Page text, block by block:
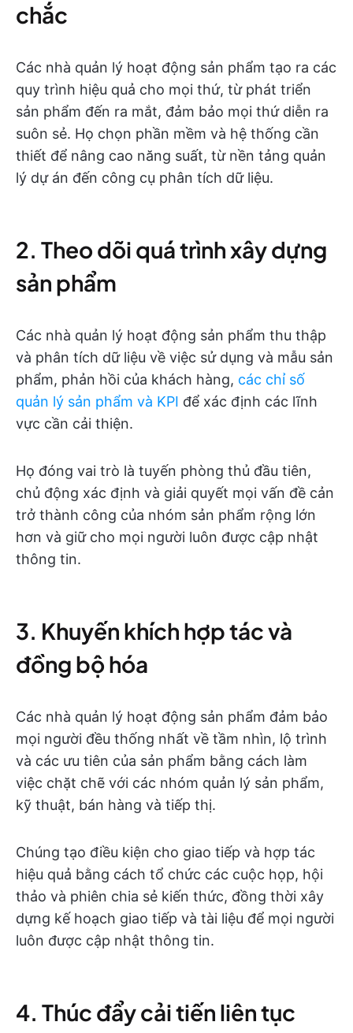
chắc
Các nhà quản lý hoạt động sản phẩm tạo ra các
quy trình hiệu quả cho mọi thứ, từ phát triển
sản phẩm đến ra mắt, đảm bảo mọi thứ diễn ra
suôn sẻ. Họ chọn phần mềm và hệ thống cần
thiết để nâng cao năng suất, từ nền tảng quản
lý dự án đến công cụ phân tích dữ liệu.
2. Theo dõi quá trình xây dựng
sản phẩm
Các nhà quản lý hoạt động sản phẩm thu thập
và phân tích dữ liệu về việc sử dụng và mẫu sản
phẩm, phản hồi của khách hàng, các chỉ số
quản lý sản phẩm và KPI để xác định các lĩnh
vực cần cải thiện.
Họ đóng vai trò là tuyến phòng thủ đầu tiên,
chủ động xác định và giải quyết mọi vấn đề cản
trở thành công của nhóm sản phẩm rộng lớn
hơn và giữ cho mọi người luôn được cập nhật
thông tin.
3. Khuyến khích hợp tác và
đồng bộ hóa
Các nhà quản lý hoạt động sản phẩm đảm bảo
mọi người đều thống nhất về tầm nhìn, lộ trình
và các ưu tiên của sản phẩm bằng cách làm
việc chặt chẽ với các nhóm quản lý sản phẩm,
kỹ thuật, bán hàng và tiếp thị.
Chúng tạo điều kiện cho giao tiếp và hợp tác
hiệu quả bằng cách tổ chức các cuộc họp, hội
thảo và phiên chia sẻ kiến thức, đồng thời xây
dựng kế hoạch giao tiếp và tài liệu để mọi người
luôn được cập nhật thông tin.
4. Thúc đẩy cải tiến liên tục